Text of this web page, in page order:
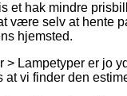
et hak mindre
være selv at hente
hjemsted.
> Lampetyper er jo
at vi finder den